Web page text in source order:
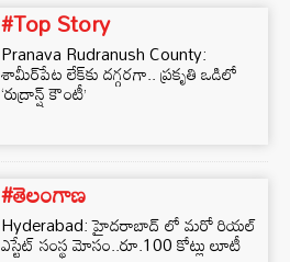
#Top Story
Pranava Rudranush County:
శామీర్‌పేట లేక్‌కు దగ్గరగా.. ప్రకృతి ఒడిలో
‘రుద్రాన్ష్ కౌంటీ’
#తెలంగాణ
Hyderabad: హైదరాబాద్ లో మరో రియల్
ఎస్టేట్ సంస్థ మోసం..రూ.100 కోట్లు లూటీ